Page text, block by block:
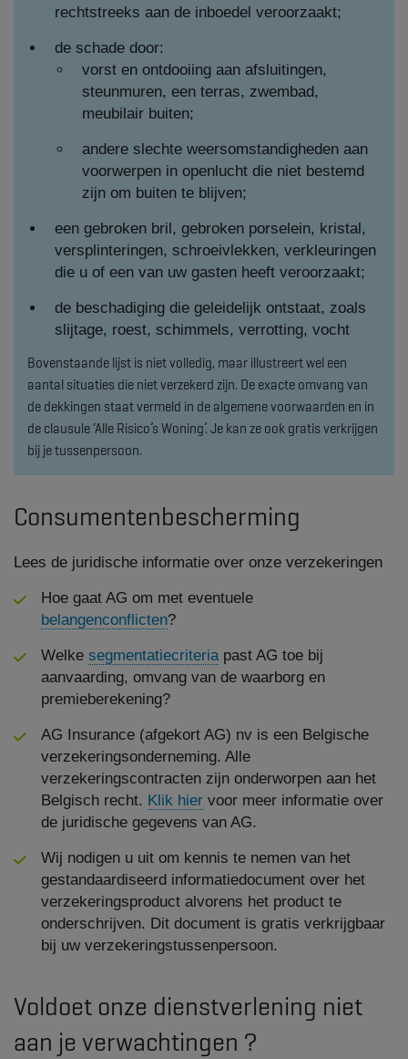
rechtstreeks aan de inboedel veroorzaakt;
de schade door:
vorst en ontdooiing aan afsluitingen,
steunmuren, een terras, zwembad,
meubilair buiten;
andere slechte weersomstandigheden aan
voorwerpen in openlucht die niet bestemd
zijn om buiten te blijven;
een gebroken bril, gebroken porselein, kristal,
versplinteringen, schroeivlekken, verkleuringen
die u of een van uw gasten heeft veroorzaakt;
de beschadiging die geleidelijk ontstaat, zoals
slijtage, roest, schimmels, verrotting, vocht
Bovenstaande lijst is niet volledig, maar illustreert wel een
aantal situaties die niet verzekerd zijn. De exacte omvang van
de dekkingen staat vermeld in de algemene voorwaarden en in
de clausule ‘Alle Risico’s Woning’. Je kan ze ook gratis verkrijgen
bij je tussenpersoon.
Consumentenbescherming
Lees de juridische informatie over onze verzekeringen
Hoe gaat AG om met eventuele
belangenconflicten?
Welke segmentatiecriteriapast AG toe bij
aanvaarding, omvang van de waarborg en
premieberekening?
AG Insurance (afgekort AG) nv is een Belgische
verzekeringsonderneming. Alle
verzekeringscontracten zijn onderworpen aan het
Belgisch recht. Klik hier voor meer informatie over
de juridische gegevens van AG.
Wij nodigen u uit om kennis te nemen van het
gestandaardiseerd informatiedocument over het
verzekeringsproduct alvorens het product te
onderschrijven. Dit document is gratis verkrijgbaar
bij uw verzekeringstussenpersoon.
Voldoet onze dienstverlening niet
aan je verwachtingen ?